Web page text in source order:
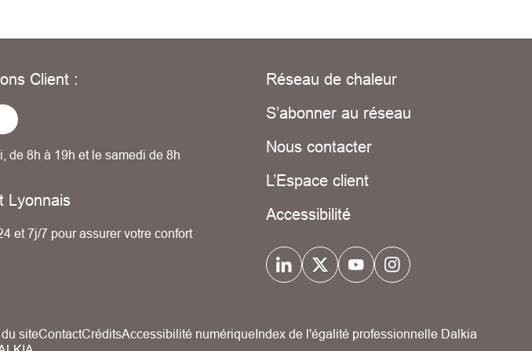
Client :
de 8h à 19h et le samedi de 8h
Lyonnais
et 7j/7 pour assurer votre confort
Réseau de chaleur
S’abonner au réseau
Nous contacter
L’Espace client
Accessibilité
siteContactCréditsAccessibilité numériqueIndex de l'égalité professionnelle Dalkia